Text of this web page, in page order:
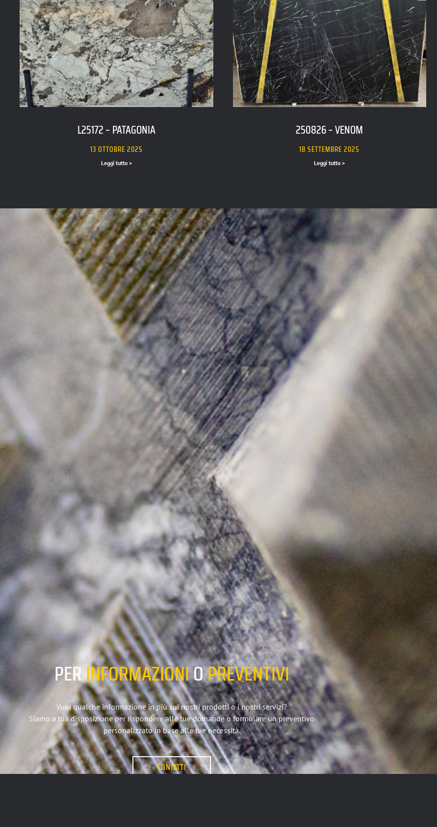
L25172 – PATAGONIA
13 OTTOBRE 2025
Leggi tutto >
250826 – VENOM
18 SETTEMBRE 2025
Leggi tutto >
PERINFORMAZIONIOPREVENTIVI
Vuoi qualche informazione in più sui nostri prodotti o i nostri servizi?
Siamo a tua disposizione per rispondere alle tue domande o formulare un preventivo
personalizzato in base alle tue necessità.
CONTATTI